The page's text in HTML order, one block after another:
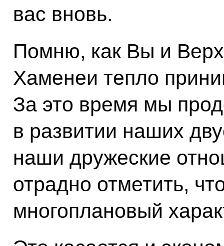
вас вновь.
Помню, как Вы и
Хаменеи тепло
За это время мы
в развитии наших
наши дружеские
отрадно отметить,
многоплановый